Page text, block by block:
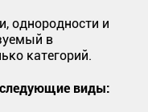
однородности и
в
категорий.
следующие виды: